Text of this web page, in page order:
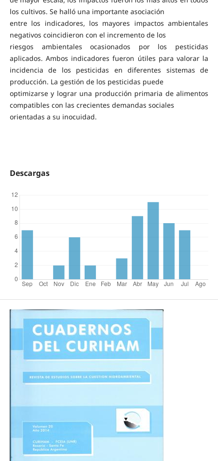
los cultivos. Se halló una importante asociación
entre los indicadores, los mayores impactos ambientales
negativos coincidieron con el incremento de los
riesgos ambientales ocasionados por los pesticidas
aplicados. Ambos indicadores fueron útiles para valorar la
incidencia de los pesticidas en diferentes sistemas de
producción. La gestión de los pesticidas puede
optimizarse y lograr una producción primaria de alimentos
compatibles con las crecientes demandas sociales
orientadas a su inocuidad.
Descargas